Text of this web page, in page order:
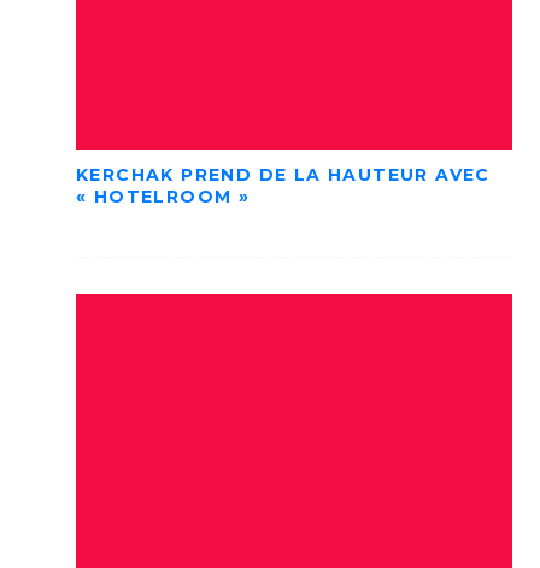
KERCHAK PREND DE LA HAUTEUR AVEC
« HOTELROOM »